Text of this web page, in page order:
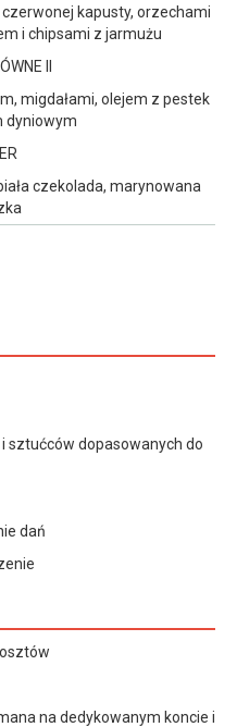
kapusty, orzechami
i chipsami z jarmużu
II
migdałami, olejem z pestek
dyniowym
czekolada, marynowana
sztućców dopasowanych do
dań
na dedykowanym koncie i